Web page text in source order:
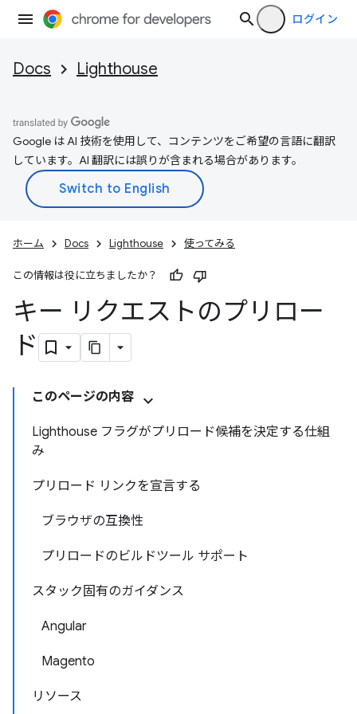
ログイン
Docs Lighthouse
Google は AI 技術を使用して、コンテンツをご希望の言語に翻訳
しています。AI 翻訳には誤りが含まれる場合があります。
ホーム Docs Lighthouse 使ってみる
この情報は役に立ちましたか？
キー リクエストのプリロー
ド
このページの内容
Lighthouse フラグがプリロード候補を決定する仕組
み
プリロード リンクを宣言する
ブラウザの互換性
プリロードのビルドツール サポート
スタック固有のガイダンス
Angular
Magento
リソース